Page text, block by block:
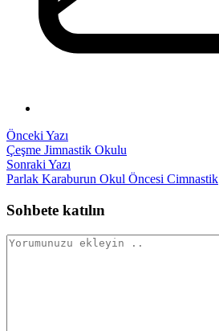
Yazı
gezinmesi
Önceki Yazı
yazı:
Çeşme Jimnastik Okulu
Sonraki Yazı
yazı:
Parlak Karaburun Okul Öncesi Cimnastik
Sohbete katılın